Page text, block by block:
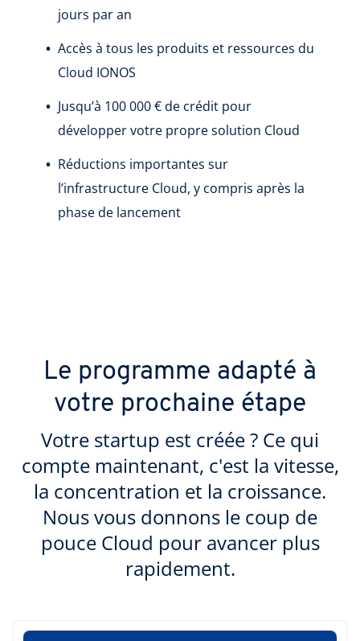
jours par an
Accès à tous les produits et ressources du
Cloud IONOS
Jusqu’à 100 000 € de crédit pour
développer votre propre solution Cloud
Réductions importantes sur
l’infrastructure Cloud, y compris après la
phase de lancement
Le programme adapté à
votre prochaine étape
Votre startup est créée ? Ce qui
compte maintenant, c'est la vitesse,
la concentration et la croissance.
Nous vous donnons le coup de
pouce Cloud pour avancer plus
rapidement.